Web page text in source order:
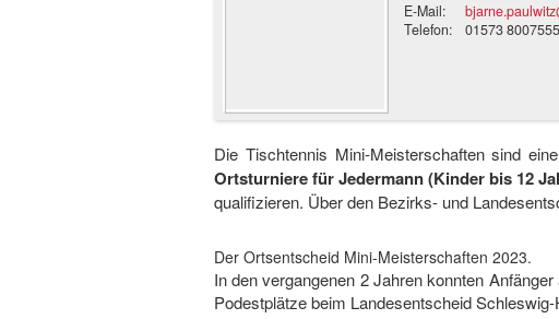
E-Mail:
Telefon:
01573 8007555
Die Tischtennis Mini-Meisterschaften sind
Ortsturniere für Jedermann (Kinder bis 12
qualifizieren. Über den Bezirks- und
Der Ortsentscheid Mini-Meisterschaften 2023.
In den vergangenen 2 Jahren konnten
Podestplätze beim Landesentscheid